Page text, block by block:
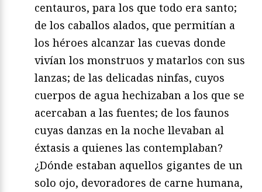
centauros, para los que todo era santo;
de los caballos alados, que permitían a
los héroes alcanzar las cuevas donde
vivían los monstruos y matarlos con sus
lanzas; de las delicadas ninfas, cuyos
cuerpos de agua hechizaban a los que se
acercaban a las fuentes; de los faunos
cuyas danzas en la noche llevaban al
éxtasis a quienes las contemplaban?
¿Dónde estaban aquellos gigantes de un
solo ojo, devoradores de carne humana,